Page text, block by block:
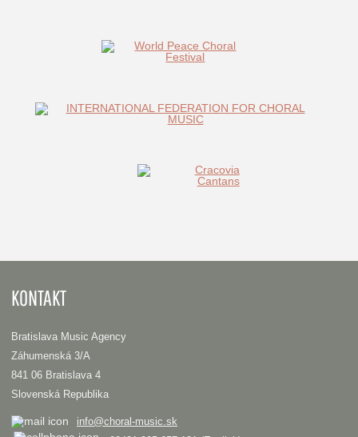
KONTAKT
Bratislava Music Agency
Záhumenská 3/A
841 06 Bratislava 4
Slovenská Republika
info@choral-music.sk